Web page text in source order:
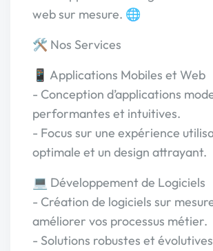
web sur mesure. 🌐
🛠️ Nos Services
📱 Applications Mobiles et Web
- Conception d’applications
performantes et intuitives.
- Focus sur une expérience
optimale et un design attrayant.
💻 Développement de Logiciels
- Création de logiciels sur
améliorer vos processus métier.
- Solutions robustes et